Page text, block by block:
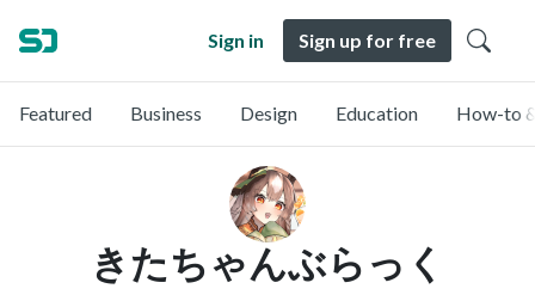
Sign in Sign up for free
Featured Business Design Education How-to
きたちゃんぶらっく